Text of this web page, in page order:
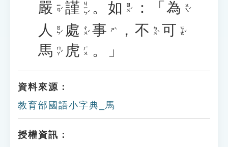
嚴 ㄧㄢˊ 謹 ㄐㄧㄣˇ 。 如 ㄖㄨˊ ：「 為 ㄨㄟˊ
人 ㄖㄣˊ 處 ㄔㄨˇ 事 ㄕˋ ， 不 ㄅㄨˋ 可 ㄎㄜˇ
馬 ㄇㄚˇ 虎 ㄏㄨ 。」
資料來源：
教育部國語小字典_馬
授權資訊：